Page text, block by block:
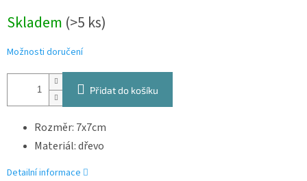
cena:
Skladem (>5 ks)
Možnosti doručení
Přidat do košíku
Rozměr: 7x7cm
Materiál: dřevo
Detailní informace